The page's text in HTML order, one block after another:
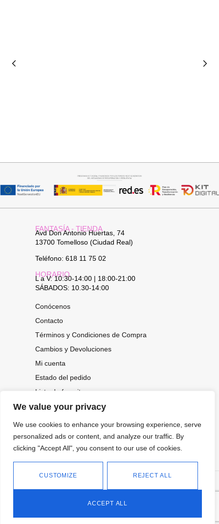
We value your privacy
We use cookies to enhance your browsing experience, serve
personalized ads or content, and analyze our traffic. By
clicking "Accept All", you consent to our use of cookies.
CUSTOMIZE REJECT ALL
ACCEPT ALL
FANTASÍA - TIENDA
Avd Don Antonio Huertas, 74
13700 Tomelloso (Ciudad Real)
Teléfono: 618 11 75 02
HORARIO
L a V: 10:30-14:00 | 18:00-21:00
SÁBADOS: 10.30-14:00
Conócenos
Contacto
Términos y Condiciones de Compra
Cambios y Devoluciones
Mi cuenta
Estado del pedido
Lista de favoritos
CONOCE NUESTRAS NOVEDADES,
OFERTAS...
2026.